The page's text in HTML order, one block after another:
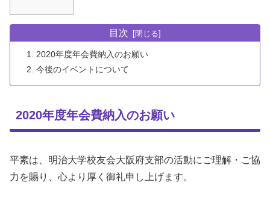
目次
2020年度年会費納入のお願い
今後のイベントについて
2020年度年会費納入のお願い
平素は、明治大学校友会大阪府支部の活動にご理解・ご協
力を賜り、心より厚く御礼申し上げます。